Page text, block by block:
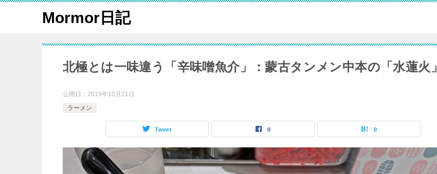
Mormor日記
北極とは一味違う「辛味噌魚介」：蒙古タンメン中本の「水蓮火」
公開日： 2019年10月21日
ラーメン
Tweet 0 0